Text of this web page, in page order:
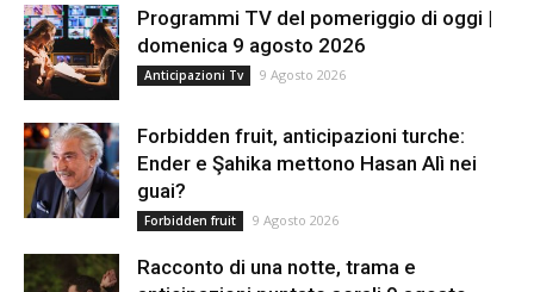
Programmi TV del pomeriggio di oggi |
domenica 9 agosto 2026
Anticipazioni Tv 9 Agosto 2026
Forbidden fruit, anticipazioni turche:
Ender e Şahika mettono Hasan Alì nei
guai?
Forbidden fruit 9 Agosto 2026
Racconto di una notte, trama e